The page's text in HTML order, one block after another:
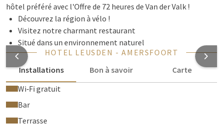
hôtel préféré avec l'Offre de 72 heures de Van der Valk !
Découvrez la région à vélo !
Visitez notre charmant restaurant
Situé dans un environnement naturel
HOTEL LEUSDEN - AMERSFOORT
Installations
Bon à savoir
Carte
Wi‑Fi gratuit
Bar
Terrasse